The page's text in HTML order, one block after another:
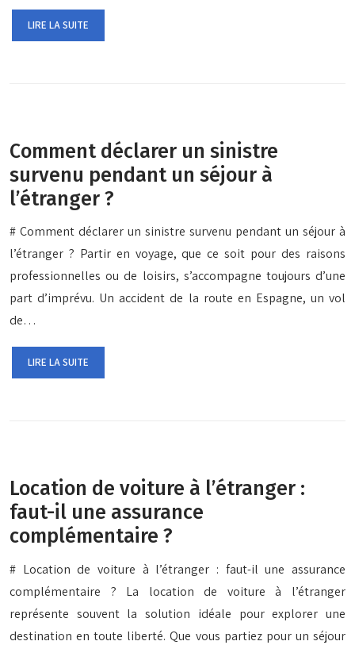
LIRE LA SUITE
Comment déclarer un sinistre
survenu pendant un séjour à
l’étranger ?
# Comment déclarer un sinistre survenu pendant un séjour à
l’étranger ? Partir en voyage, que ce soit pour des raisons
professionnelles ou de loisirs, s’accompagne toujours d’une
part d’imprévu. Un accident de la route en Espagne, un vol
de…
LIRE LA SUITE
Location de voiture à l’étranger :
faut-il une assurance
complémentaire ?
# Location de voiture à l’étranger : faut-il une assurance
complémentaire ? La location de voiture à l’étranger
représente souvent la solution idéale pour explorer une
destination en toute liberté. Que vous partiez pour un séjour